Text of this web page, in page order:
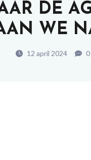
DE
WE
12 april 2024